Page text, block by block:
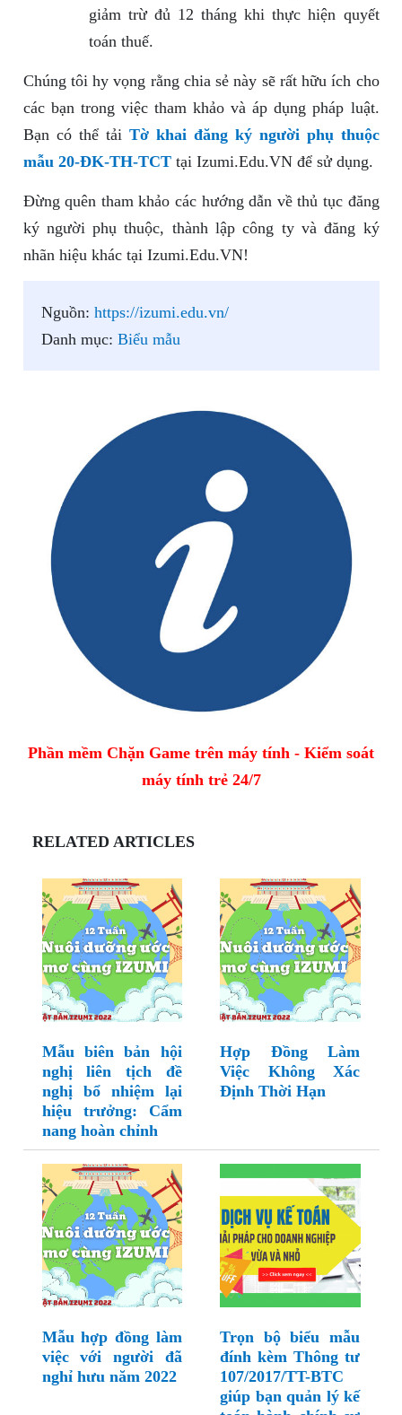
giảm trừ đủ 12 tháng khi thực hiện quyết
toán thuế.
Chúng tôi hy vọng rằng chia sẻ này sẽ rất hữu ích cho
các bạn trong việc tham khảo và áp dụng pháp luật.
Bạn có thể tải Tờ khai đăng ký người phụ thuộc
mẫu 20-ĐK-TH-TCTtại Izumi.Edu.VN để sử dụng.
Đừng quên tham khảo các hướng dẫn về thủ tục đăng
ký người phụ thuộc, thành lập công ty và đăng ký
nhãn hiệu khác tại Izumi.Edu.VN!
Nguồn: https://izumi.edu.vn/
Danh mục: Biểu mẫu
Phần mềm Chặn Game trên máy tính - Kiểm soát
máy tính trẻ 24/7
RELATED ARTICLES
Mẫu biên bản hội
nghị liên tịch đề
nghị bổ nhiệm lại
hiệu trưởng: Cẩm
nang hoàn chỉnh
Hợp Đồng Làm
Việc Không Xác
Định Thời Hạn
Mẫu hợp đồng làm
việc với người đã
nghỉ hưu năm 2022
Trọn bộ biểu mẫu
đính kèm Thông tư
107/2017/TT-BTC
giúp bạn quản lý kế